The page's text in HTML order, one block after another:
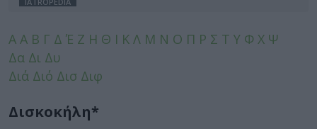
A Α Β Γ Δ Έ Ζ Η Θ Ι Κ Λ Μ Ν Ο Π Ρ Σ Τ Υ Φ Χ Ψ
Δα Δι Δυ
Διά Διό Δισ Διφ
Δισκοκήλη*